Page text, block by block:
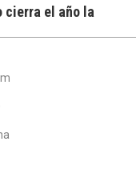
cierra el año la